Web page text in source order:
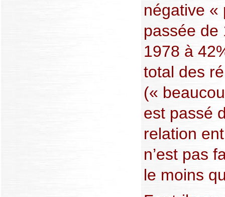
négative «
passée de
1978 à
total des
(«
est passé
relation
n’est pas
le moins